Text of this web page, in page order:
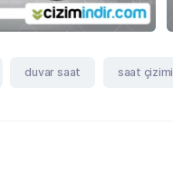
duvar saat saat çizimi